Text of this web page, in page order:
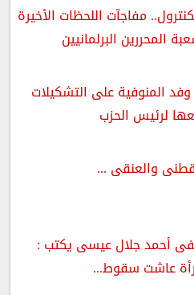
مفاجآت اللحظات الأخيرة
المحررين البرلمانيين
المنوفية على التشكيلات
لرئيس الحزب
والعنقى ...
أحمد جلال عيسى يكتب :
عاشت سقوط...